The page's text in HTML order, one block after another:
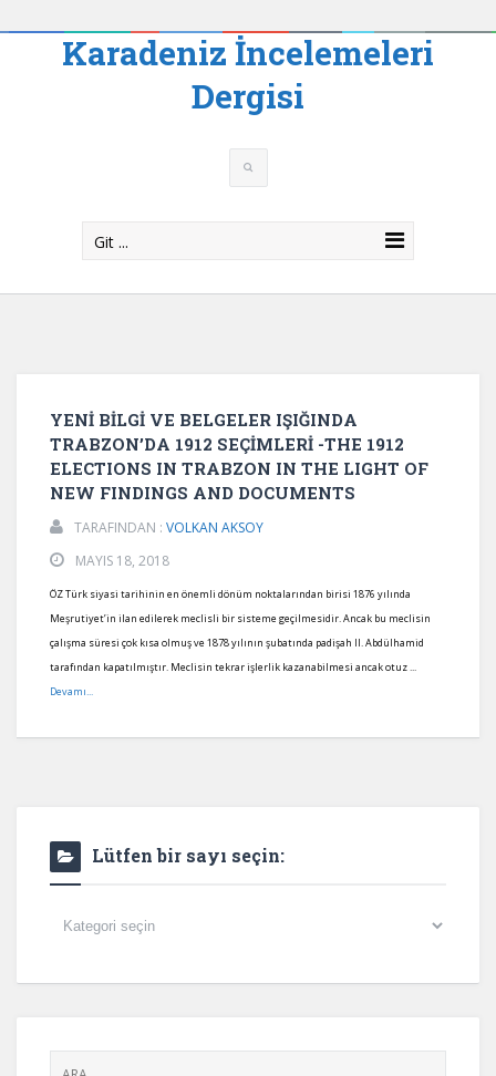
Karadeniz İncelemeleri
Dergisi
Git ...
YENİ BİLGİ VE BELGELER IŞIĞINDA
TRABZON’DA 1912 SEÇİMLERİ -THE 1912
ELECTIONS IN TRABZON IN THE LIGHT OF
NEW FINDINGS AND DOCUMENTS
TARAFINDAN : VOLKAN AKSOY
MAYIS 18, 2018
ÖZ Türk siyasi tarihinin en önemli dönüm noktalarından birisi 1876 yılında
Meşrutiyet’in ilan edilerek meclisli bir sisteme geçilmesidir. Ancak bu meclisin
çalışma süresi çok kısa olmuş ve 1878 yılının şubatında padişah II. Abdülhamid
tarafından kapatılmıştır. Meclisin tekrar işlerlik kazanabilmesi ancak otuz ...
Devamı...
Lütfen bir sayı seçin:
Lütfen